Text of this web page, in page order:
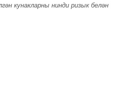
кунакларны нинди ризык белән